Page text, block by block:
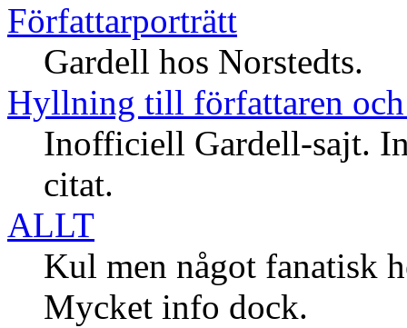
Författarporträtt
Gardell hos Norstedts.
Hyllning till författaren
Inofficiell Gardell-sajt.
citat.
ALLT
Kul men något fanatisk
Mycket info dock.